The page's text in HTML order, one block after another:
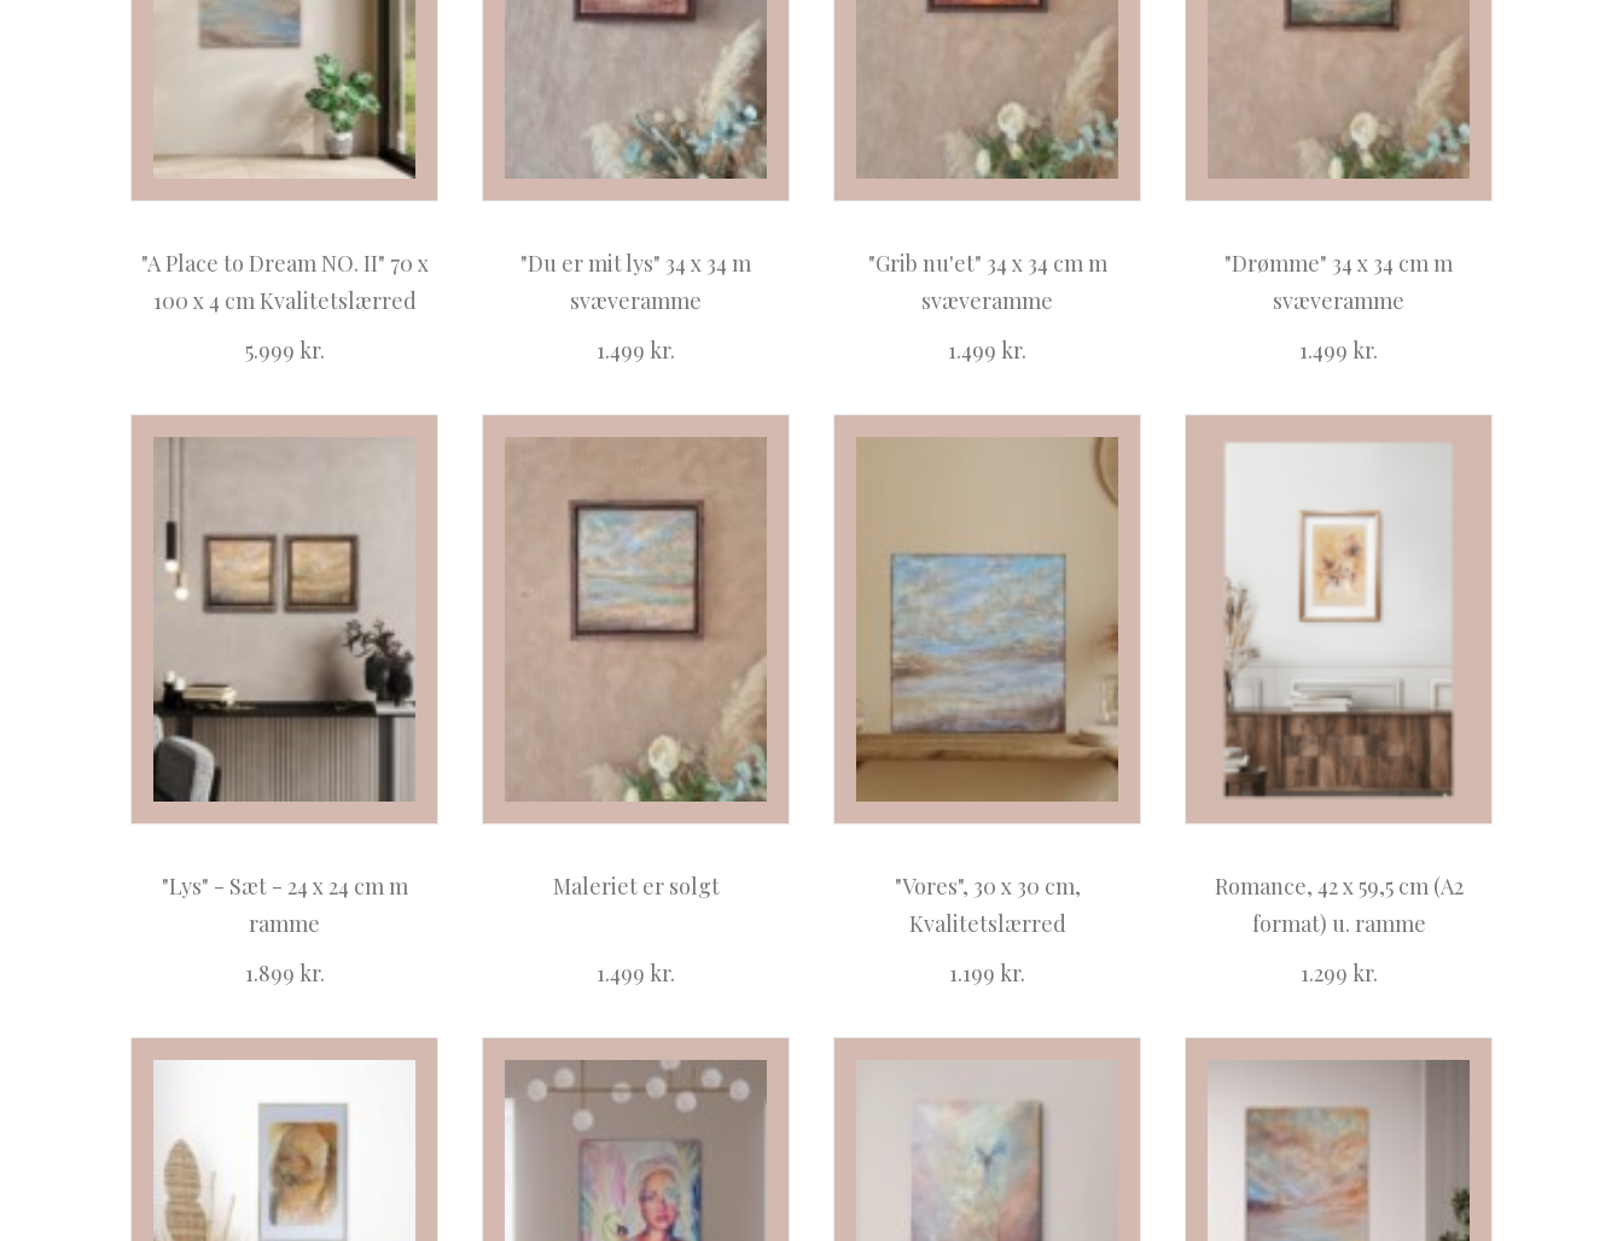
"A Place to Dream NO. II" 70 x
100 x 4 cm Kvalitetslærred
5.999 kr.
"Du er mit lys" 34 x 34 m
svæveramme
1.499 kr.
"Grib nu'et" 34 x 34 cm m
svæveramme
1.499 kr.
"Drømme" 34 x 34 cm m
svæveramme
1.499 kr.
"Lys" - Sæt - 24 x 24 cm m
ramme
1.899 kr.
Maleriet er solgt
1.499 kr.
"Vores", 30 x 30 cm,
Kvalitetslærred
1.199 kr.
Romance, 42 x 59,5 cm (A2
format) u. ramme
1.299 kr.